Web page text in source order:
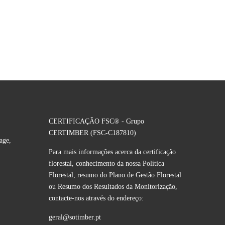
CERTIFICAÇÃO FSC® - Grupo
CERTIMBER (FSC-C187810)
Para mais informações acerca da certificação
florestal, conhecimento da nossa Política
Florestal, resumo do Plano de Gestão Florestal
ou Resumo dos Resultados da Monitorização,
contacte-nos através do endereço:
geral@sotimber.pt